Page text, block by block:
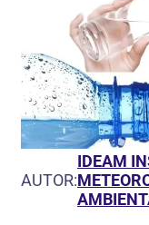
AUTOR:
IDEAM